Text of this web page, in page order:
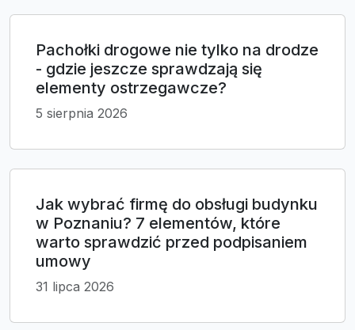
Pachołki drogowe nie tylko na drodze
- gdzie jeszcze sprawdzają się
elementy ostrzegawcze?
5 sierpnia 2026
Jak wybrać firmę do obsługi budynku
w Poznaniu? 7 elementów, które
warto sprawdzić przed podpisaniem
umowy
31 lipca 2026